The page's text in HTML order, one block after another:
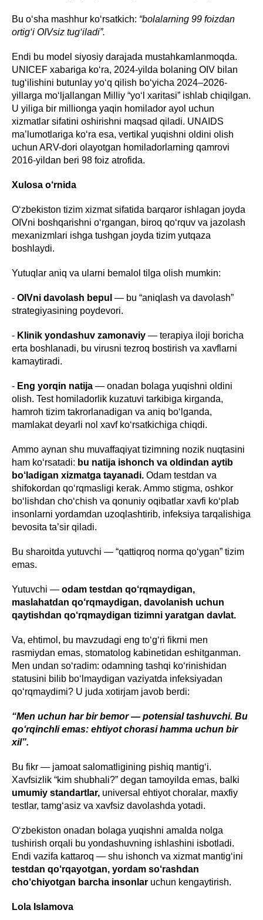
Bu o‘sha mashhur ko‘rsatkich: “bolalarning 99 foizdan
ortig‘i OIVsiz tug‘iladi”.
Endi bu model siyosiy darajada mustahkamlanmoqda.
UNICEF xabariga ko‘ra, 2024-yilda bolaning OIV bilan
tug‘ilishini butunlay yo‘q qilish bo‘yicha 2024–2026-
yillarga mo‘ljallangan Milliy “yo‘l xaritasi” ishlab chiqilgan.
U yiliga bir millionga yaqin homilador ayol uchun
xizmatlar sifatini oshirishni maqsad qiladi. UNAIDS
ma’lumotlariga ko‘ra esa, vertikal yuqishni oldini olish
uchun ARV-dori olayotgan homiladorlarning qamrovi
2016-yildan beri 98 foiz atrofida.
Xulosa o‘rnida
O‘zbekiston tizim xizmat sifatida barqaror ishlagan joyda
OIVni boshqarishni o‘rgangan, biroq qo‘rquv va jazolash
mexanizmlari ishga tushgan joyda tizim yutqaza
boshlaydi.
Yutuqlar aniq va ularni bemalol tilga olish mumkin:
- OIVni davolash bepul — bu “aniqlash va davolash”
strategiyasining poydevori.
- Klinik yondashuv zamonaviy — terapiya iloji boricha
erta boshlanadi, bu virusni tezroq bostirish va xavflarni
kamaytiradi.
- Eng yorqin natija — onadan bolaga yuqishni oldini
olish. Test homiladorlik kuzatuvi tarkibiga kirganda,
hamroh tizim takrorlanadigan va aniq bo‘lganda,
mamlakat deyarli nol xavf ko‘rsatkichiga chiqdi.
Ammo aynan shu muvaffaqiyat tizimning nozik nuqtasini
ham ko‘rsatadi: bu natija ishonch va oldindan aytib
bo‘ladigan xizmatga tayanadi. Odam testdan va
shifokordan qo‘rqmasligi kerak. Ammo stigma, oshkor
bo‘lishdan cho‘chish va qonuniy oqibatlar xavfi ko‘plab
insonlarni yordamdan uzoqlashtirib, infeksiya tarqalishiga
bevosita ta’sir qiladi.
Bu sharoitda yutuvchi — “qattiqroq norma qo‘ygan” tizim
emas.
Yutuvchi — odam testdan qo‘rqmaydigan,
maslahatdan qo‘rqmaydigan, davolanish uchun
qaytishdan qo‘rqmaydigan tizimni yaratgan davlat.
Va, ehtimol, bu mavzudagi eng to‘g‘ri fikrni men
rasmiydan emas, stomatolog kabinetidan eshitganman.
Men undan so‘radim: odamning tashqi ko‘rinishidan
statusini bilib bo‘lmaydigan vaziyatda infeksiyadan
qo‘rqmaydimi? U juda xotirjam javob berdi:
“Men uchun har bir bemor — potensial tashuvchi. Bu
qo‘rqinchli emas: ehtiyot chorasi hamma uchun bir
xil”.
Bu fikr — jamoat salomatligining pishiq mantig‘i.
Xavfsizlik “kim shubhali?” degan tamoyilda emas, balki
umumiy standartlar, universal ehtiyot choralar, maxfiy
testlar, tamg‘asiz va xavfsiz davolashda yotadi.
O‘zbekiston onadan bolaga yuqishni amalda nolga
tushirish orqali bu yondashuvning ishlashini isbotladi.
Endi vazifa kattaroq — shu ishonch va xizmat mantig‘ini
testdan qo‘rqayotgan, yordam so‘rashdan
cho‘chiyotgan barcha insonlar uchun kengaytirish.
Lola Islamova